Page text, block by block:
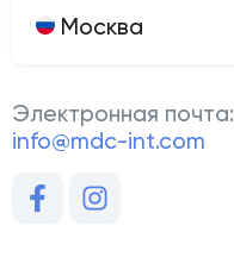
Москва
Электронная почта:
info@mdc-int.com